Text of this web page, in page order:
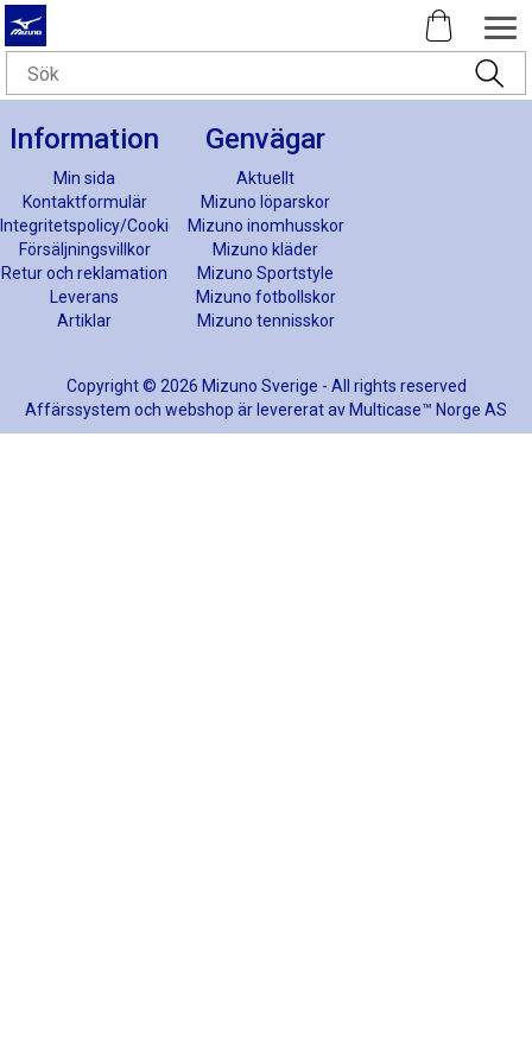
Information
Min sida
Kontaktformulär
Integritetspolicy/Cookies
Försäljningsvillkor
Retur och reklamation
Leverans
Artiklar
Genvägar
Aktuellt
Mizuno löparskor
Mizuno inomhusskor
Mizuno kläder
Mizuno Sportstyle
Mizuno fotbollskor
Mizuno tennisskor
Copyright © 2026 Mizuno Sverige - All rights reserved
Affärssystem och webshop är levererat av Multicase™ Norge AS